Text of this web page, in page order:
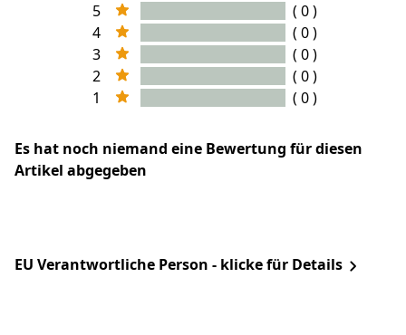
5
( 0 )
4
( 0 )
3
( 0 )
2
( 0 )
1
( 0 )
Es hat noch niemand eine Bewertung für diesen
Artikel abgegeben
EU Verantwortliche Person - klicke für Details